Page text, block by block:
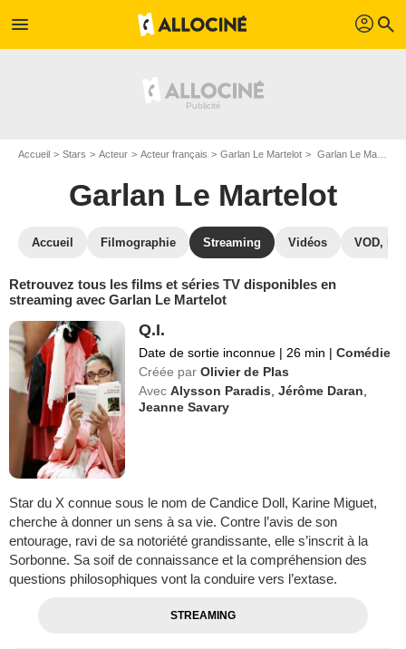
menu profil search
Accueil Stars Acteur Acteur français Garlan Le Martelot Garlan Le Martelot : Films et séries online
Garlan Le Martelot
Accueil Filmographie Streaming Vidéos VOD,
Retrouvez tous les films et séries TV disponibles en
streaming avec Garlan Le Martelot
Q.I.
Date de sortie inconnue | 26 min | Comédie
Créée par Olivier de Plas
Avec Alysson Paradis ,Jérôme Daran
Jeanne Savary
Star du X connue sous le nom de Candice Doll, Karine Miguet,
cherche à donner un sens à sa vie. Contre l’avis de son
entourage, ravi de sa notoriété grandissante, elle s’inscrit à la
Sorbonne. Sa soif de connaissance et la compréhension des
questions philosophiques vont la conduire vers l’extase.
STREAMING